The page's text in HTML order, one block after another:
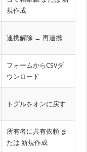
規作成
連携解除 → 再連携
フォームからCSVダ
ウンロード
トグルをオンに戻す
所有者に共有依頼 ま
たは 新規作成